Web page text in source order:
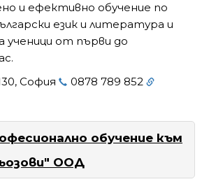
и ефективно обучение по
език и литература и
ученици от първи до
София
0878 789 852
обучение към
ООД